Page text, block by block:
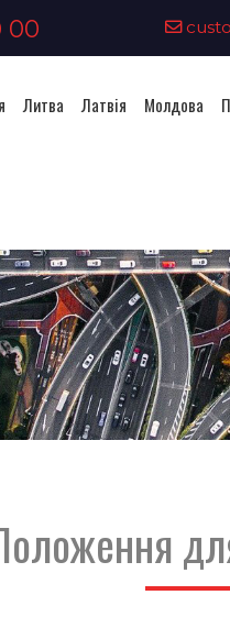
00
Литва Латвія Молдова